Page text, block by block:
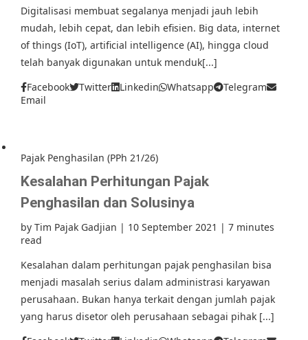
Digitalisasi membuat segalanya menjadi jauh lebih
mudah, lebih cepat, dan lebih efisien. Big data, internet
of things (IoT), artificial intelligence (AI), hingga cloud
telah banyak digunakan untuk menduk[...]
Facebook
Twitter Linkedin Whatsapp
Telegram
Email
Pajak Penghasilan (PPh 21/26)
Kesalahan Perhitungan Pajak
Penghasilan dan Solusinya
by Tim Pajak Gadjian | 10 September 2021 | 7 minutes
read
Kesalahan dalam perhitungan pajak penghasilan bisa
menjadi masalah serius dalam administrasi karyawan
perusahaan. Bukan hanya terkait dengan jumlah pajak
yang harus disetor oleh perusahaan sebagai pihak [...]